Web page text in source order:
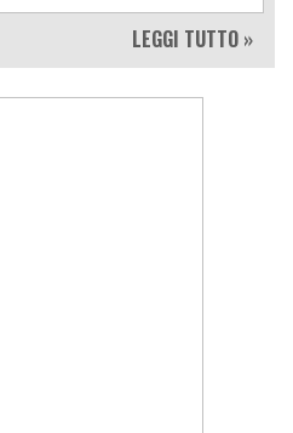
LEGGI TUTTO »